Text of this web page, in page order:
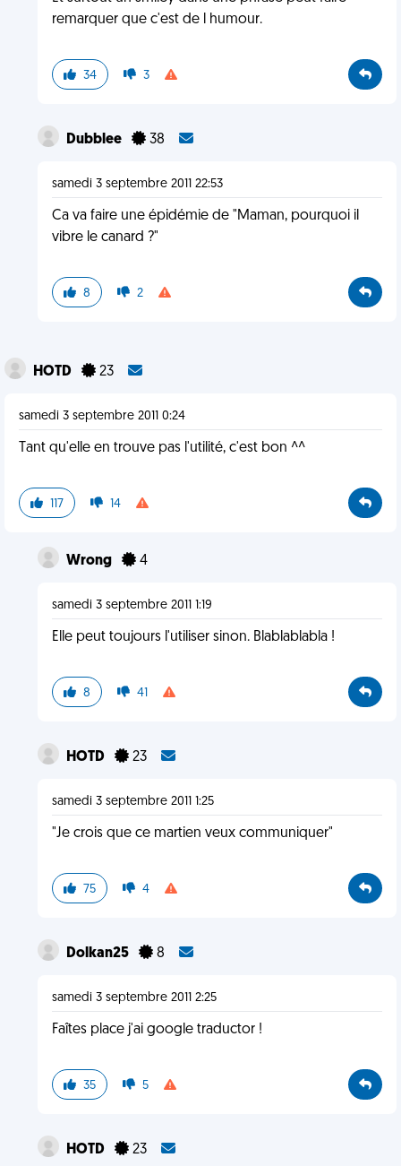
remarquer que c'est de l humour.
34 3
Dubblee 38
samedi 3 septembre 2011 22:53
Ca va faire une épidémie de "Maman, pourquoi il
vibre le canard ?"
8 2
HOTD 23
samedi 3 septembre 2011 0:24
Tant qu'elle en trouve pas l'utilité, c'est bon ^^
117 14
Wrong 4
samedi 3 septembre 2011 1:19
Elle peut toujours l'utiliser sinon. Blablablabla !
8 41
HOTD 23
samedi 3 septembre 2011 1:25
"Je crois que ce martien veux communiquer"
75 4
Dolkan25 8
samedi 3 septembre 2011 2:25
Faîtes place j'ai google traductor !
35 5
HOTD 23